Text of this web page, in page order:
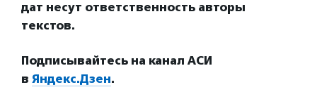
дат несут ответственность авторы
текстов.
Подписывайтесь на канал АСИ
в Яндекс.Дзен.